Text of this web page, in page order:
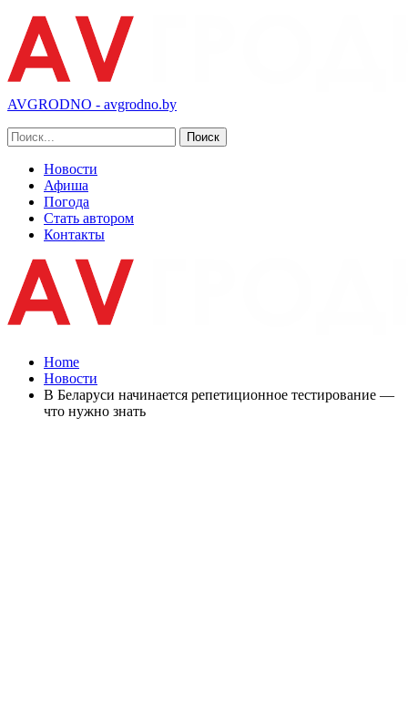
AVGRODNO - avgrodno.by
Новости
Афиша
Погода
Стать автором
Контакты
Home
Новости
В Беларуси начинается репетиционное тестирование —
что нужно знать